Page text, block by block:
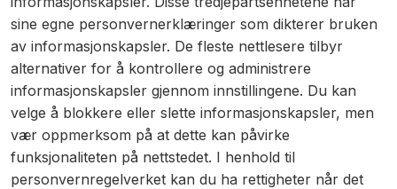
sine egne personvernerklæringer som dikterer bruken
av informasjonskapsler. De fleste nettlesere tilbyr
alternativer for å kontrollere og administrere
informasjonskapsler gjennom innstillingene. Du kan
velge å blokkere eller slette informasjonskapsler, men
vær oppmerksom på at dette kan påvirke
funksjonaliteten på nettstedet. I henhold til
personvernregelverket kan du ha rettigheter når det